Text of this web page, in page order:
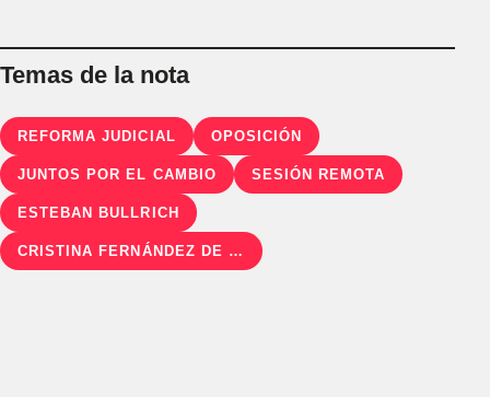
Temas de la nota
REFORMA JUDICIAL OPOSICIÓN
JUNTOS POR EL CAMBIO SESIÓN REMOTA
ESTEBAN BULLRICH
CRISTINA FERNÁNDEZ DE KIRCHNER